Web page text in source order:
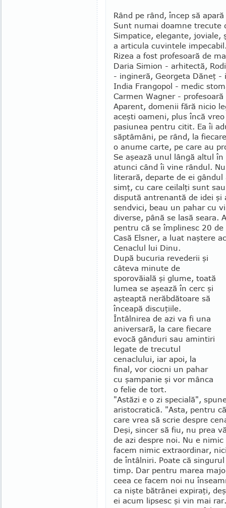
Rând pe rând, încep să
Sunt numai doamne trecute
Simpatice, elegante, joviale,
a articula cu­vin­tele
Rizea a fost profesoară de
Daria Simion - arhitectă,
- ingineră, Georgeta Dăneţ -
India Frangopol - medic
Carmen Wagner -
Aparent, domenii fără nicio
aceşti oameni, plus încă
pasiunea pentru citit. Ea îi
săptâmâni, pe rând, la
o anume carte, pe care au
Se aşează unul lângă altul
atunci când îi vine rândul.
literară, departe de ei
simţ, cu care cei­lalţi sunt
dispută antrenantă de idei
sendvici, beau un pahar cu
diverse, până se lasă seara.
pentru că se împlinesc 20
Casă Elsner, a luat naştere
Cenaclul lui Dinu.
După bucuria revederii şi
câteva minute de
sporovăială şi glume, toată
lumea se aşează în cerc şi
aşteaptă nerăbdătoare să
înceapă discu­ţiile.
Întâlnirea de azi va fi una
aniversară, la care fiecare
evocă gânduri sau amintiri
legate de trecutul
cenaclului, iar apoi, la
final, vor ciocni un pahar
cu şampanie şi vor mânca
o felie de tort.
"Astăzi e o zi specială",
aristocratică. "Asta, pentru
care vrea să scrie despre
Deşi, sincer să fiu, nu prea
de azi despre noi. Nu e
facem nimic extraordinar,
de întâlniri. Poate că
timp. Dar pentru marea
ceea ce facem noi nu
ca nişte bă­trânei expiraţi,
ei acum lipsesc şi vin mai